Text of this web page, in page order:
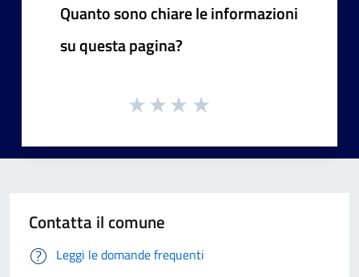
Quanto sono chiare le informazioni
su questa pagina?
Contatta il comune
Leggi le domande frequenti